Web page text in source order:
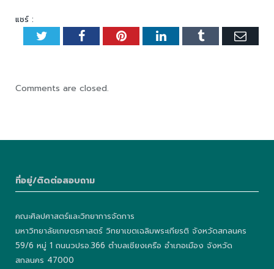
แชร์ :
TwitterFacebookPinterestLinkedInTumblr
Comments are closed.
ที่อยู่/ติดต่อสอบถาม
คณะศิลปศาสตร์และวิทยาการจัดการ
มหาวิทยาลัยเกษตรศาสตร์ วิทยาเขตเฉลิมพระเกียรติ จังหวัดสกลนคร
59/6 หมู่ 1 ถนนวปรอ.366 ตำบลเชียงเครือ อำเภอเมือง จังหวัด
สกลนคร 47000